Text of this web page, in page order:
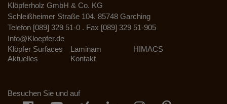
Klöpferholz GmbH & Co. KG
Schleißheimer Straße 104. 85748 Garching
Telefon [089] 329 51-0 . Fax [089] 329 51-905
Info@Kloepfer.de
Klöpfer Surfaces
Laminam
HIMACS
Aktuelles
Kontakt
Besuchen Sie und auf